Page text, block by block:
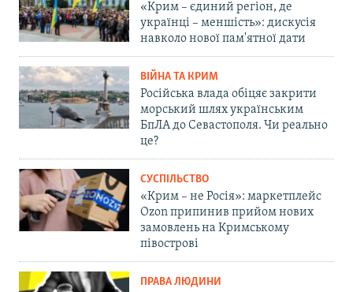
«Крим – єдиний регіон, де
українці – меншість»: дискусія
навколо нової пам'ятної дати
ВІЙНА ТА КРИМ
Російська влада обіцяє закрити
морський шлях українським
БпЛА до Севастополя. Чи реально
це?
СУСПІЛЬСТВО
«Крим – не Росія»: маркетплейс
Ozon припинив прийом нових
замовлень на Кримському
півострові
ПРАВА ЛЮДИНИ